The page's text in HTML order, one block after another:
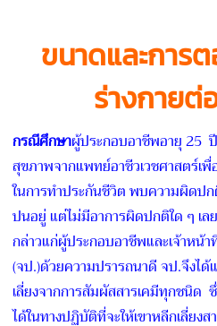
ขนาดและการ
ร่างกายต่
กรณีศึกษาผู้ประกอบอาชีพอายุ 25
สุขภาพจากแพทย์อาชีวเวชศาสตร์เ
ในการทำประกันชีวิต พบความผิดป
ปนอยู่ แต่ไม่มีอาการผิดปกติใด ๆ เ
กล่าวแก่ผู้ประกอบอาชีพและเจ้าหน้
(จป.)ด้วยความปรารถนาดี จป.จึงไ
เลี่ยงจากการสัมผัสสารเคมีทุกชนิด
ได้ในทางปฏิบัติที่จะให้เขาหลีกเลี่ยงส